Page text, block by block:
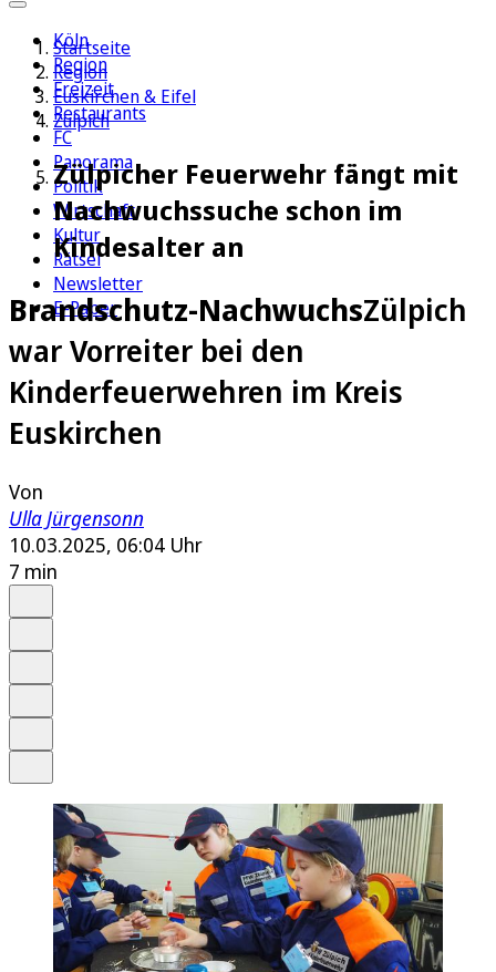
Köln
Region
Freizeit
Restaurants
FC
Panorama
Politik
Wirtschaft
Kultur
Rätsel
Newsletter
E-Paper
Startseite
Region
Euskirchen & Eifel
Zülpich
Zülpicher Feuerwehr fängt mit
Nachwuchssuche schon im
Kindesalter an
Brandschutz-NachwuchsZülpich
war Vorreiter bei den
Kinderfeuerwehren im Kreis
Euskirchen
Von
Ulla Jürgensonn
10.03.2025, 06:04 Uhr
7 min